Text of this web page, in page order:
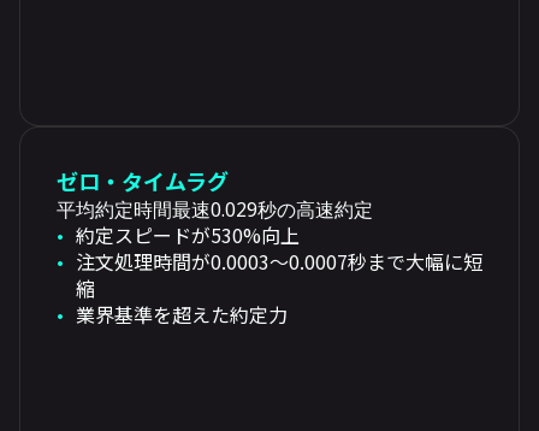
ゼロ・タイムラグ
平均約定時間最速0.029秒の高速約定
約定スピードが530%向上
注文処理時間が0.0003〜0.0007秒まで大幅に短
縮
業界基準を超えた約定力